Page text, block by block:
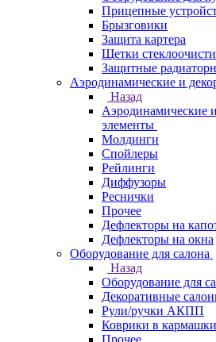
Прицепные
Брызговики
Защита картера
Щетки
Защитные
Аэродинамические и
Назад
Аэродинамические
элементы
Молдинги
Спойлеры
Рейлинги
Диффузоры
Реснички
Прочее
Дефлекторы на
Дефлекторы на окна
Оборудование для салона
Назад
Оборудование для
Декоративные
Рули/ручки АКПП
Коврики в кармашки